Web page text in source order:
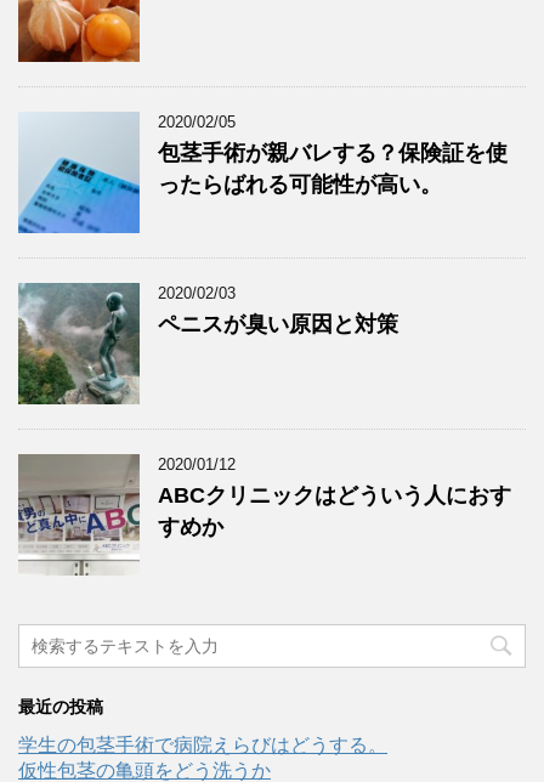
2020/02/05
包茎手術が親バレする？保険証を使
ったらばれる可能性が高い。
2020/02/03
ペニスが臭い原因と対策
2020/01/12
ABCクリニックはどういう人におす
すめか
最近の投稿
学生の包茎手術で病院えらびはどうする。
仮性包茎の亀頭をどう洗うか